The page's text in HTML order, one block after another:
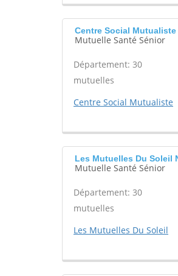
Centre Social Mutualiste
Mutuelle Santé Sénior
Département: 30
mutuelles
Centre Social Mutualiste
Les Mutuelles Du Soleil
Mutuelle Santé Sénior
Département: 30
mutuelles
Les Mutuelles Du Soleil